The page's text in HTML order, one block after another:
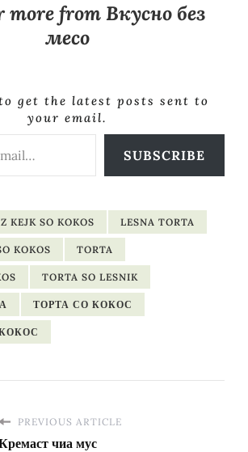
more from Вкусно без
месо
get the latest posts sent to
your email.
SUBSCRIBE
KEJK SO KOKOS LESNA TORTA
KOKOS TORTA
TORTA SO LESNIK
ТОРТА СО КОКОС
PREVIOUS ARTICLE
чиа мус